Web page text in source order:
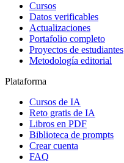
Cursos
Datos verificables
Actualizaciones
Portafolio completo
Proyectos de estudiantes
Metodología editorial
Plataforma
Cursos de IA
Reto gratis de IA
Libros en PDF
Biblioteca de prompts
Crear cuenta
FAQ